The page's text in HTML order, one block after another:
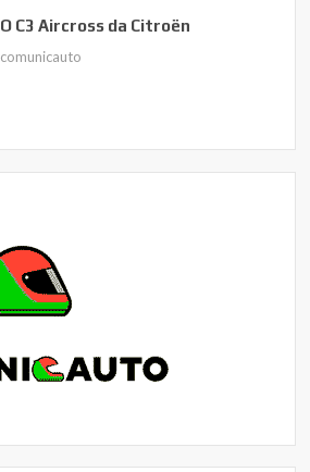
O C3 Aircross da Citroën
comunicauto